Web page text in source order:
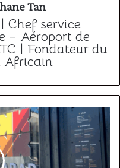
Tan
Chef service
– Aéroport de
| Fondateur du
Africain